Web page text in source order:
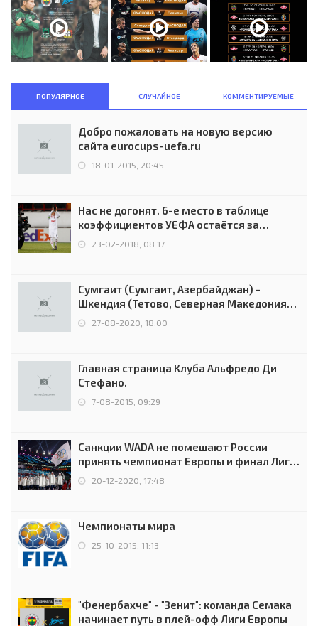
ПОПУЛЯРНОЕ СЛУЧАЙНОЕ КОММЕНТИРУЕМЫЕ
Добро пожаловать на новую версию
сайта eurocups-uefa.ru
18-01-2015, 20:45
Нас не догонят. 6-е место в таблице
коэффициентов УЕФА остаётся за
Россией
23-02-2018, 08:17
Сумгаит (Сумгаит, Азербайджан) -
Шкендия (Тетово, Северная Македония) -
0:2 (0:0)
27-08-2020, 18:00
Главная страница Клуба Альфредо Ди
Стефано.
7-08-2015, 09:29
Санкции WADA не помешают России
принять чемпионат Европы и финал Лиги
чемпионов.
20-12-2020, 17:48
Чемпионаты мира
25-10-2015, 11:13
"Фенербахче" - "Зенит": команда Семака
начинает путь в плей-офф Лиги Европы